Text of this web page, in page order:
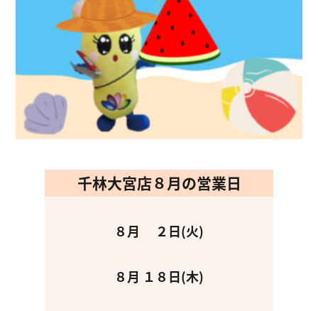
千林大宮店８月の営業日
８月 ２日(火)
８月 １８日(木)